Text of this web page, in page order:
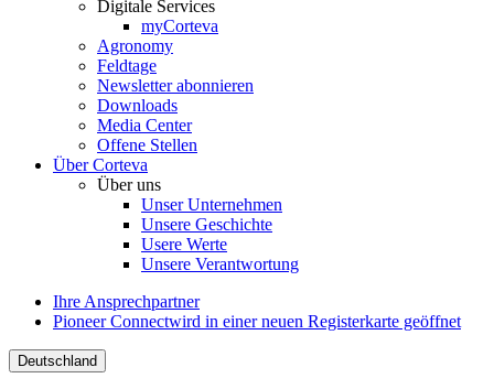
Digitale Services
myCorteva
Agronomy
Feldtage
Newsletter abonnieren
Downloads
Media Center
Offene Stellen
Über Corteva
Über uns
Unser Unternehmen
Unsere Geschichte
Usere Werte
Unsere Verantwortung
Ihre Ansprechpartner
Pioneer Connectwird in einer neuen Registerkarte geöffnet
Deutschland